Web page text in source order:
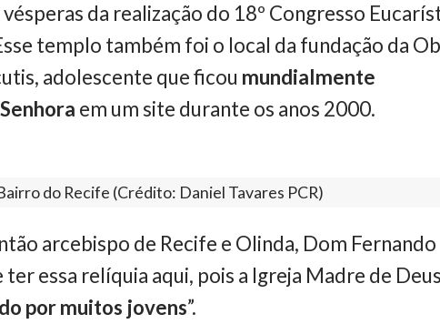
da realização do 18º Congresso
templo também foi o local da fundação da
adolescente que ficou mundialmente
em um site durante os anos 2000.
do Recife (Crédito: Daniel Tavares PCR)
arcebispo de Recife e Olinda, Dom Fernando
essa relíquia aqui, pois a Igreja Madre de Deus
por muitos jovens”.